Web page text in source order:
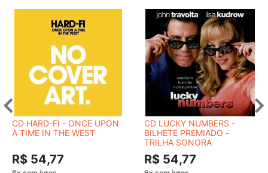
CD HARD-FI - ONCE UPON
A TIME IN THE WEST
R$ 54,77
CD LUCKY NUMBERS -
BILHETE PREMIADO -
TRILHA SONORA
R$ 54,77